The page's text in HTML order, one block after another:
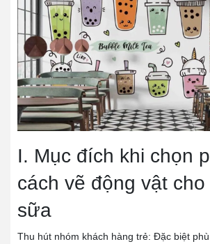
I. Mục đích khi chọn
cách vẽ động vật
sữa
Thu hút nhóm khách hàng trẻ: Đặc biệt